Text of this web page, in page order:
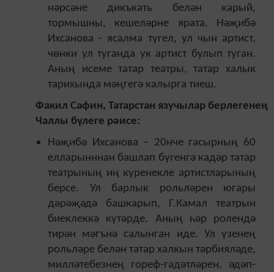
нәрсәне дикъкать белән карый,
тормышны, кешеләрне ярата. Нәҗибә
Ихсанова - ясалма түгел, ул чын артист,
чөнки ул туганда ук артист булып туган.
Аның исеме татар театры, татар халык
тарихында мәңгегә калырга тиеш.
Факил Сафин, Татарстан язучылар берлегенең
Чаллы бүлеге рәисе:
Нәҗибә Ихсанова – 20нче гасырның 60
елларынннан башлап бүгенгә кадәр татар
театрының иң күренекле артистларының
берсе. Ул барлык рольләрен югары
дәрәҗәдә башкарып, Г.Камал театрын
биеклеккә күтәрде. Аның һәр ролендә
тирән мәгънә салынган иде. Ул үзенең
рольләре белән татар халкын тәрбияләде,
милләтебезнең гореф-гадәтләрен, әдәп-